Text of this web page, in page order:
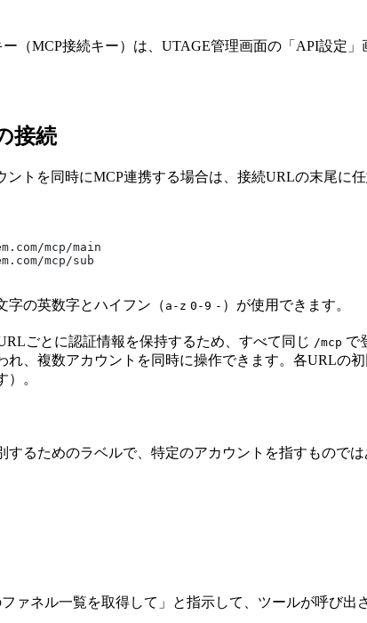
（MCP接続キー）は、UTAGE管理画面の「API設定」
接続
ントを同時にMCP連携する場合は、接続URLの末尾に
mcp/main
mcp/sub
字の英数字とハイフン（ a-z 0-9 - ）が使用できます。
ごとに認証情報を保持するため、すべて同じ /mcp で
れ、複数アカウントを同時に操作できます。各URLの
。
するためのラベルで、特定のアカウントを指すもので
ァネル一覧を取得して」と指示して、ツールが呼び出